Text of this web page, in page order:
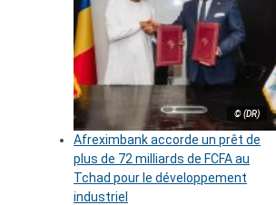
© (DR)
Afreximbank accorde un prêt de
plus de 72 milliards de FCFA au
Tchad pour le développement
industriel